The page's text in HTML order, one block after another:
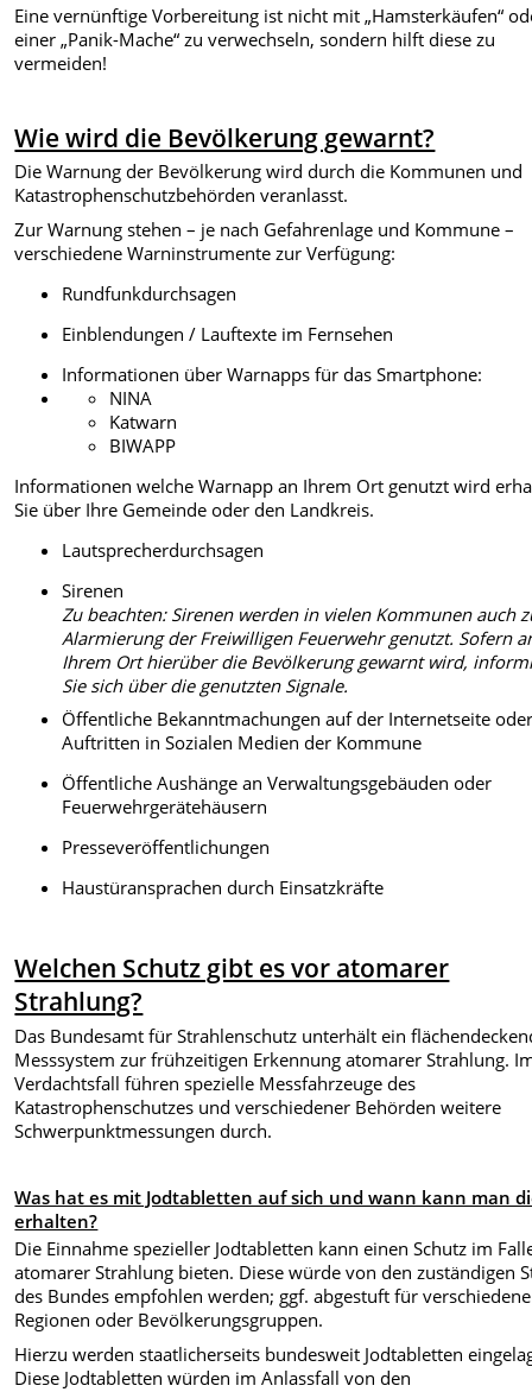
Eine vernünftige Vorbereitung ist nicht mit „Hamsterkäufen“
einer „Panik-Mache“ zu verwechseln, sondern hilft diese zu
vermeiden!
Wie wird die Bevölkerung gewarnt?
Die Warnung der Bevölkerung wird durch die Kommunen und
Katastrophenschutzbehörden veranlasst.
Zur Warnung stehen – je nach Gefahrenlage und Kommune –
verschiedene Warninstrumente zur Verfügung:
Rundfunkdurchsagen
Einblendungen / Lauftexte im Fernsehen
Informationen über Warnapps für das Smartphone:
NINA
Katwarn
BIWAPP
Informationen welche Warnapp an Ihrem Ort genutzt wird
Sie über Ihre Gemeinde oder den Landkreis.
Lautsprecherdurchsagen
Sirenen
Zu beachten: Sirenen werden in vielen Kommunen auch
Alarmierung der Freiwilligen Feuerwehr genutzt. Sofern
Ihrem Ort hierüber die Bevölkerung gewarnt wird,
Sie sich über die genutzten Signale.
Öffentliche Bekanntmachungen auf der Internetseite
Auftritten in Sozialen Medien der Kommune
Öffentliche Aushänge an Verwaltungsgebäuden oder
Feuerwehrgerätehäusern
Presseveröffentlichungen
Haustüransprachen durch Einsatzkräfte
Welchen Schutz gibt es vor atomarer
Strahlung?
Das Bundesamt für Strahlenschutz unterhält ein
Messsystem zur frühzeitigen Erkennung atomarer Strahlung.
Verdachtsfall führen spezielle Messfahrzeuge des
Katastrophenschutzes und verschiedener Behörden weitere
Schwerpunktmessungen durch.
Was hat es mit Jodtabletten auf sich und wann kann man
erhalten?
Die Einnahme spezieller Jodtabletten kann einen Schutz im
atomarer Strahlung bieten. Diese würde von den zuständigen
des Bundes empfohlen werden; ggf. abgestuft für verschiedene
Regionen oder Bevölkerungsgruppen.
Hierzu werden staatlicherseits bundesweit Jodtabletten
Diese Jodtabletten würden im Anlassfall von den